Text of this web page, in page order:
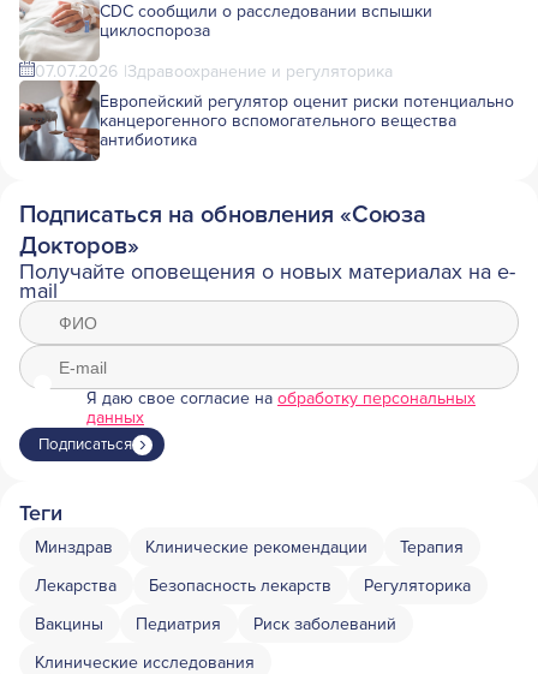
CDC сообщили о расследовании вспышки
циклоспороза
07.07.2026 Здравоохранение и регуляторика
Европейский регулятор оценит риски потенциально
канцерогенного вспомогательного вещества
антибиотика
Подписаться на обновления «Союза
Докторов»
Получайте оповещения о новых материалах на e-
mail
Я даю свое согласие на обработку персональных
данных
Подписаться
Теги
Минздрав Клинические рекомендации
Терапия
Лекарства
Безопасность лекарств
Регуляторика
Вакцины
Педиатрия
Риск заболеваний
Клинические исследования